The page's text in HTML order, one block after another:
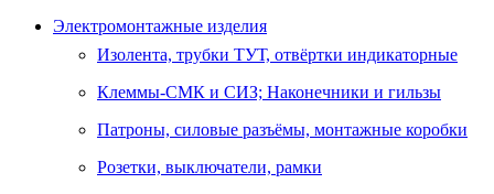
Электромонтажные изделия
Изолента, трубки ТУТ, отвёртки индикаторные
Клеммы-СМК и СИЗ; Наконечники и гильзы
Патроны, силовые разъёмы, монтажные коробки
Розетки, выключатели, рамки